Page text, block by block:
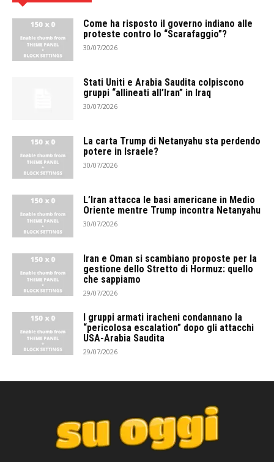
Come ha risposto il governo indiano alle
proteste contro lo “Scarafaggio”?
30/07/2026
Stati Uniti e Arabia Saudita colpiscono
gruppi “allineati all’Iran” in Iraq
30/07/2026
La carta Trump di Netanyahu sta perdendo
potere in Israele?
30/07/2026
L’Iran attacca le basi americane in Medio
Oriente mentre Trump incontra Netanyahu
30/07/2026
Iran e Oman si scambiano proposte per la
gestione dello Stretto di Hormuz: quello
che sappiamo
29/07/2026
I gruppi armati iracheni condannano la
“pericolosa escalation” dopo gli attacchi
USA-Arabia Saudita
29/07/2026